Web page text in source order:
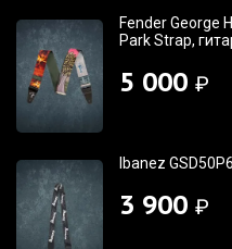
Fender George
Park Strap,
5 000 ₽
Ibanez
3 900 ₽